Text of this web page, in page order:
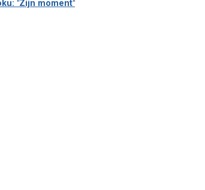
"Zijn moment"